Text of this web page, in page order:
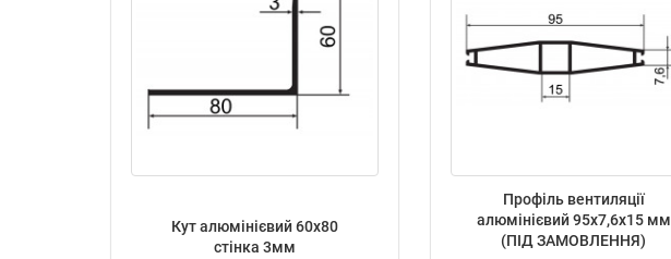
Кут алюмінієвий 60х80
стінка 3мм
Профіль вентиляції
алюмінієвий 95х7,6х15 мм
(ПІД ЗАМОВЛЕННЯ)